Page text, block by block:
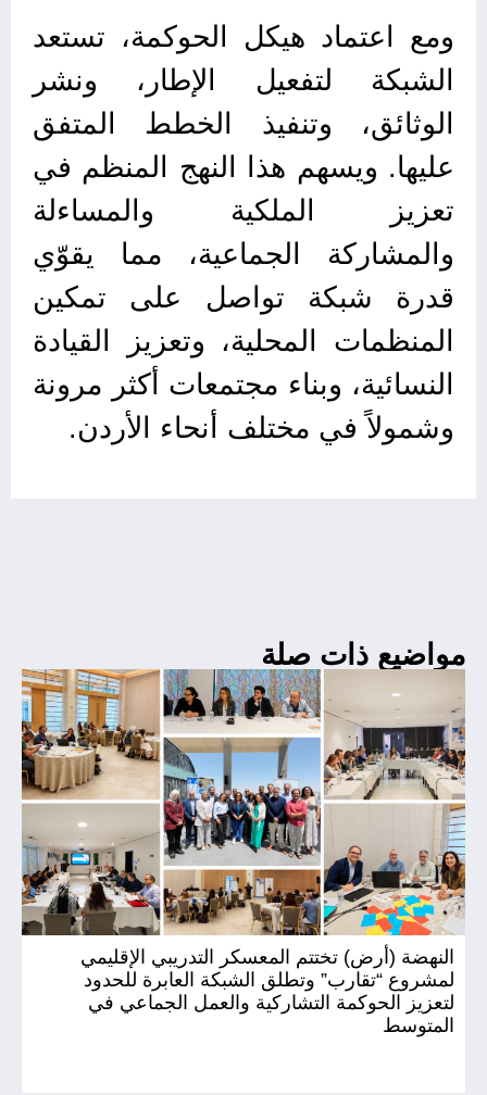
ومع اعتماد هيكل الحوكمة، تستعد
الشبكة لتفعيل الإطار، ونشر
الوثائق، وتنفيذ الخطط المتفق
عليها. ويسهم هذا النهج المنظم في
تعزيز الملكية والمساءلة
والمشاركة الجماعية، مما يقوّي
قدرة شبكة تواصل على تمكين
المنظمات المحلية، وتعزيز القيادة
النسائية، وبناء مجتمعات أكثر مرونة
وشمولاً في مختلف أنحاء الأردن.
مواضيع ذات صلة
النهضة (أرض) تختتم المعسكر التدريبي الإقليمي
لمشروع “تقارب” وتطلق الشبكة العابرة للحدود
لتعزيز الحوكمة التشاركية والعمل الجماعي في
المتوسط